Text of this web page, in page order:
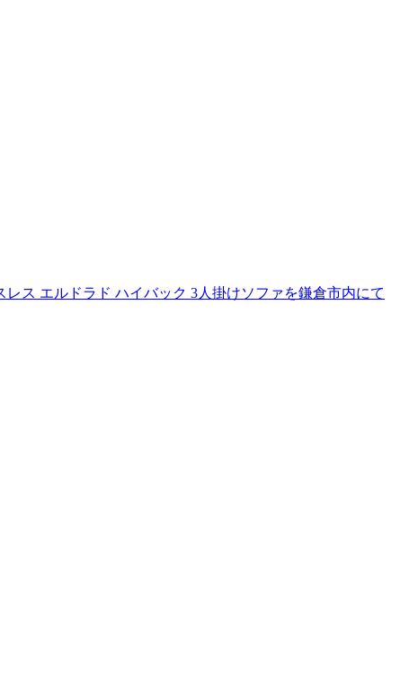
レス エルドラド ハイバック 3人掛けソファを鎌倉市内にて